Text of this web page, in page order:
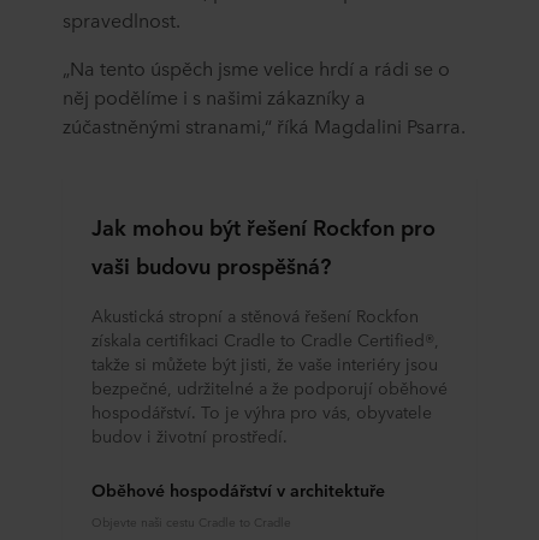
spravedlnost.
„Na tento úspěch jsme velice hrdí a rádi se o
něj podělíme i s našimi zákazníky a
zúčastněnými stranami,“ říká Magdalini Psarra.
Jak mohou být řešení Rockfon pro
vaši budovu prospěšná?
Akustická stropní a stěnová řešení Rockfon
získala certifikaci Cradle to Cradle Certified®,
takže si můžete být jisti, že vaše interiéry jsou
bezpečné, udržitelné a že podporují oběhové
hospodářství. To je výhra pro vás, obyvatele
budov i životní prostředí.
Oběhové hospodářství v architektuře
Objevte naši cestu Cradle to Cradle